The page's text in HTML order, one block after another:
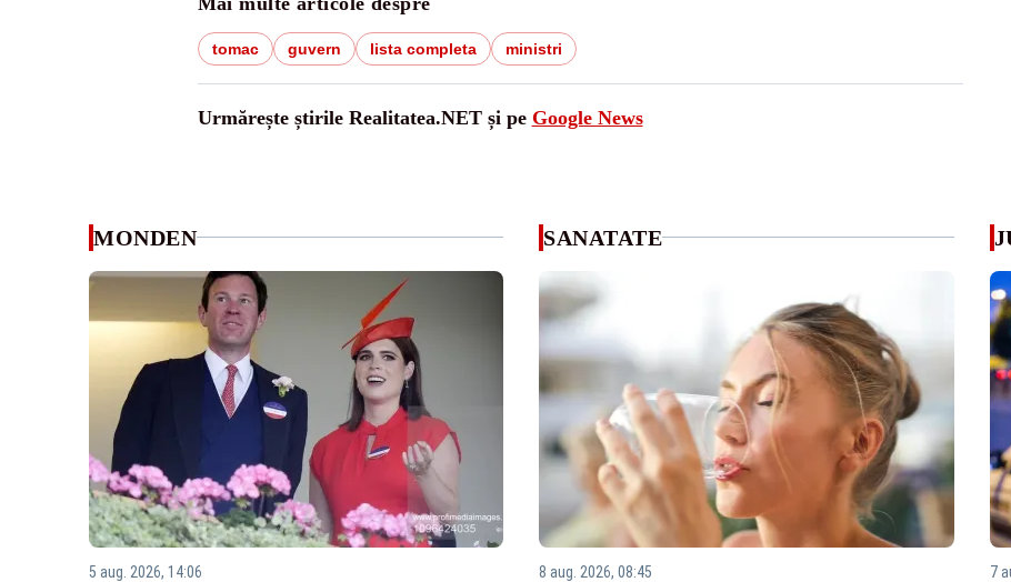
tomac guvern lista completa ministri
Urmărește știrile Realitatea.NET și pe Google News
MONDEN
5 aug. 2026, 14:06
SANATATE
8 aug. 2026, 08:45 7